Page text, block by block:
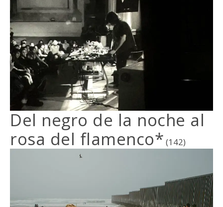
Del negro de la noche al
rosa del flamenco* (142)